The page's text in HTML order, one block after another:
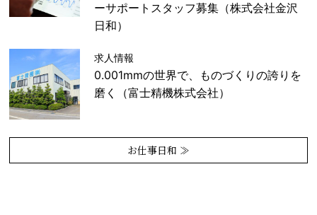
ーサポートスタッフ募集（株式会社金沢
日和）
求人情報
0.001mmの世界で、ものづくりの誇りを
磨く（富士精機株式会社）
お仕事日和 ≫